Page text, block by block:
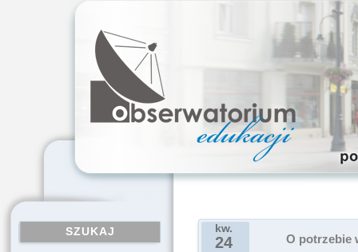
SZUKAJ kw.
24 O potrzebie